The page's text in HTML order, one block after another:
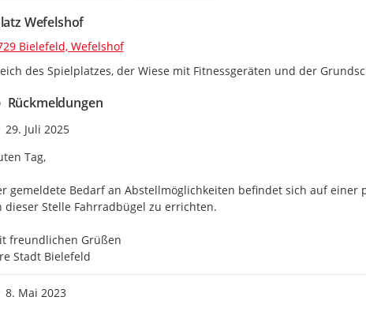
Wefelshof
Bielefeld, Wefelshof
des Spielplatzes, der Wiese mit Fitnessgeräten und der
Rückmeldungen
Zeitpunkt des Erstellens
29. Juli 2025
Tag,
gemeldete Bedarf an Abstellmöglichkeiten befindet sich auf einer
dieser Stelle Fahrradbügel zu errichten.
freundlichen Grüßen
Stadt Bielefeld
Zeitpunkt des Erstellens
8. Mai 2023